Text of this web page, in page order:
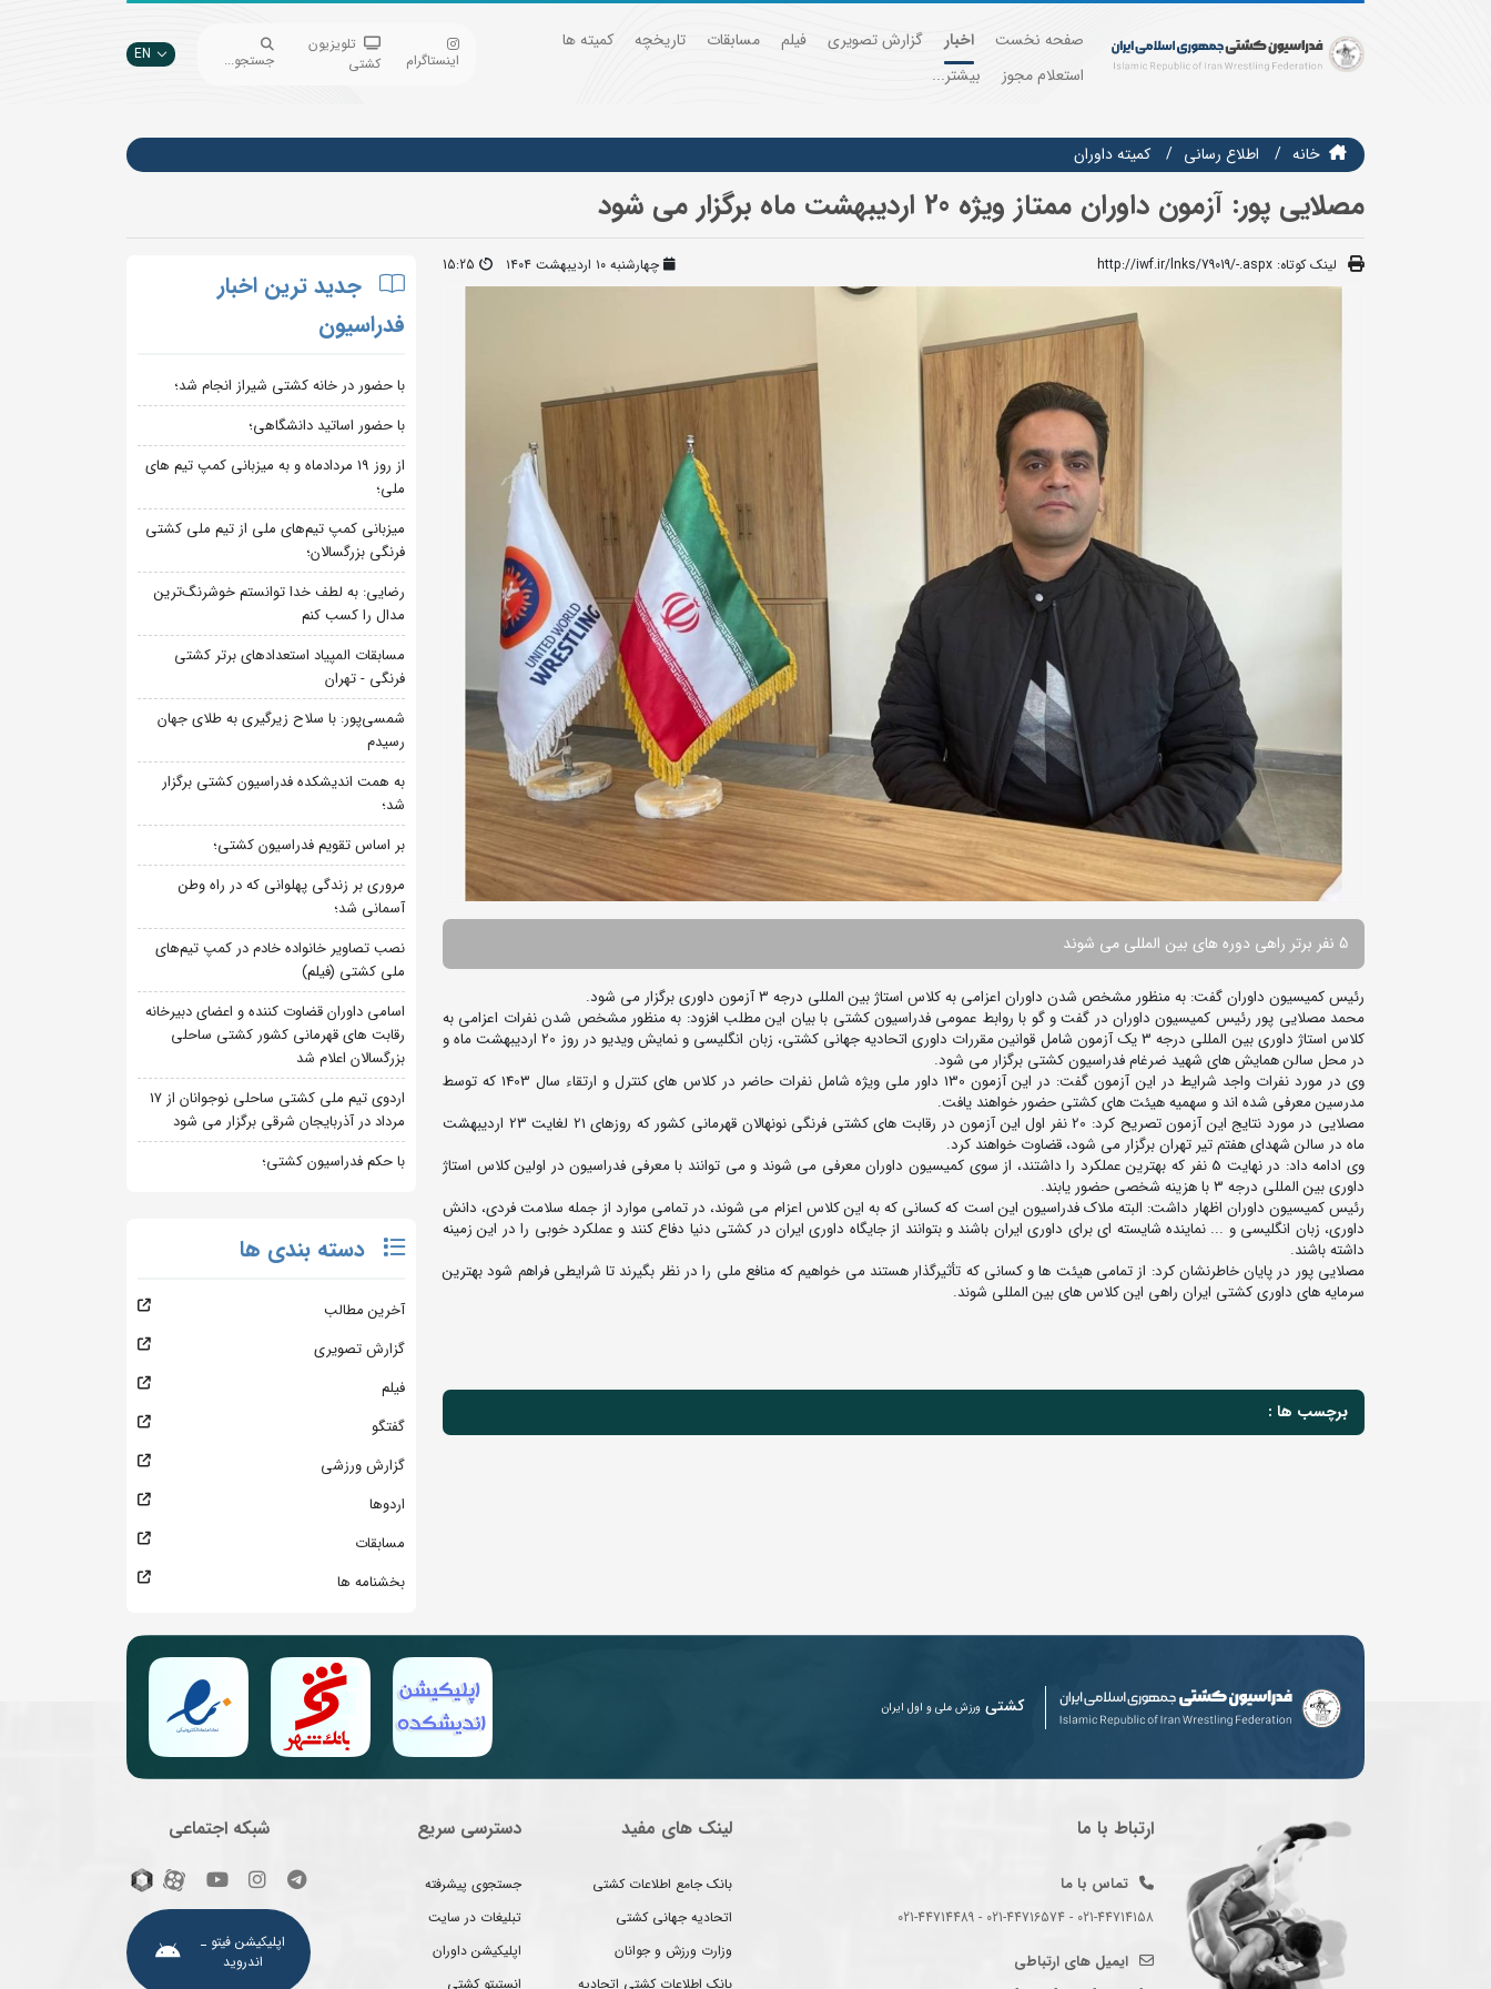
صفحه نخست اخبار گزارش تصویری فیلم مسابقات تاریخچه
کمیته ها
استعلام مجوز
بیشتر...
اینستاگرام
تلویزیون
کشتی
جستجو... EN
خانه اطلاع رسانی کمیته داوران
مصلایی پور: آزمون داوران ممتاز ویژه 20 اردیبهشت ماه برگزار می شود
لینک کوتاه: http://iwf.ir/lnks/79019/-.aspx چهارشنبه ۱۰ اردیبهشت ۱۴۰۴ 15:25
5 نفر برتر راهی دوره های بین المللی می شوند
رئیس کمیسیون داوران گفت: به منظور مشخص شدن داوران اعزامی به کلاس استاژ بین المللی درجه 3 آزمون داوری برگزار می شود.
محمد مصلایی پور رئیس کمیسیون داوران در گفت و گو با روابط عمومی فدراسیون کشتی با بیان این مطلب افزود: به منظور مشخص شدن نفرات اعزامی به
کلاس استاژ داوری بین المللی درجه 3 یک آزمون شامل قوانین مقررات داوری اتحادیه جهانی کشتی، زبان انگلیسی و نمایش ویدیو در روز 20 اردیبهشت ماه و
در محل سالن همایش های شهید ضرغام فدراسیون کشتی برگزار می شود.
وی در مورد نفرات واجد شرایط در این آزمون گفت: در این آزمون 130 داور ملی ویژه شامل نفرات حاضر در کلاس های کنترل و ارتقاء سال 1403 که توسط
مدرسین معرفی شده اند و سهمیه هیئت های کشتی حضور خواهند یافت.
مصلایی در مورد نتایج این آزمون تصریح کرد: 20 نفر اول این آزمون در رقابت های کشتی فرنگی نونهالان قهرمانی کشور که روزهای 21 لغایت 23 اردیبهشت
ماه در سالن شهدای هفتم تیر تهران برگزار می شود، قضاوت خواهند کرد.
وی ادامه داد: در نهایت 5 نفر که بهترین عملکرد را داشتند، از سوی کمیسیون داوران معرفی می شوند و می توانند با معرفی فدراسیون در اولین کلاس استاژ
داوری بین المللی درجه 3 با هزینه شخصی حضور یابند.
رئیس کمیسیون داوران اظهار داشت: البته ملاک فدراسیون این است که کسانی که به این کلاس اعزام می شوند، در تمامی موارد از جمله سلامت فردی، دانش
داوری، زبان انگلیسی و ... نماینده شایسته ای برای داوری ایران باشند و بتوانند از جایگاه داوری ایران در کشتی دنیا دفاع کنند و عملکرد خوبی را در این زمینه
داشته باشند.
مصلایی پور در پایان خاطرنشان کرد: از تمامی هیئت ها و کسانی که تأثیرگذار هستند می خواهیم که منافع ملی را در نظر بگیرند تا شرایطی فراهم شود بهترین
سرمایه های داوری کشتی ایران راهی این کلاس های بین المللی شوند.
برچسب ها :
جدید ترین اخبار
فدراسیون
با حضور در خانه کشتی شیراز انجام شد؛
با حضور اساتید دانشگاهی؛
از روز 19 مردادماه و به میزبانی کمپ تیم های
ملی؛
میزبانی کمپ تیم‌های ملی از تیم ملی کشتی
فرنگی بزرگسالان؛
رضایی: به لطف خدا توانستم خوشرنگ‌ترین
مدال را کسب کنم
مسابقات المپیاد استعدادهای برتر کشتی
فرنگی - تهران
شمسی‌پور: با سلاح زیرگیری به طلای جهان
رسیدم
به همت اندیشکده فدراسیون کشتی برگزار
شد؛
بر اساس تقویم فدراسیون کشتی؛
مروری بر زندگی پهلوانی که در راه وطن
آسمانی شد؛
نصب تصاویر خانواده خادم در کمپ تیم‌های
ملی کشتی (فیلم)
اسامی داوران قضاوت کننده و اعضای دبیرخانه
رقابت های قهرمانی کشور کشتی ساحلی
بزرگسالان اعلام شد
اردوی تیم ملی کشتی ساحلی نوجوانان از 17
مرداد در آذربایجان شرقی برگزار می شود
با حکم فدراسیون کشتی؛
دسته بندی ها
آخرین مطالب
گزارش تصویری
فیلم
گفتگو
گزارش ورزشی
اردوها
مسابقات
بخشنامه ها
کشتی ورزش ملی و اول ایران
ارتباط با ما
تماس با ما
021-44714158 - 021-44716574 - 021-44714489
ایمیل های ارتباطی
لینک های مفید
بانک جامع اطلاعات کشتی
اتحادیه جهانی کشتی
وزارت ورزش و جوانان
بانک اطلاعات کشتی اتحادیه
دسترسی سریع
جستجوی پیشرفته
تبلیغات در سایت
اپلیکیشن داوران
انستیتو کشتی
شبکه اجتماعی
اپلیکیشن فیتو ـ
اندروید